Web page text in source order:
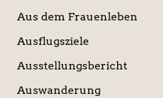
Aus dem Frauenleben
Ausflugsziele
Ausstellungsbericht
Auswanderung